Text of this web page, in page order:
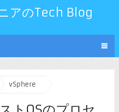
アのTech Blog
vSphere